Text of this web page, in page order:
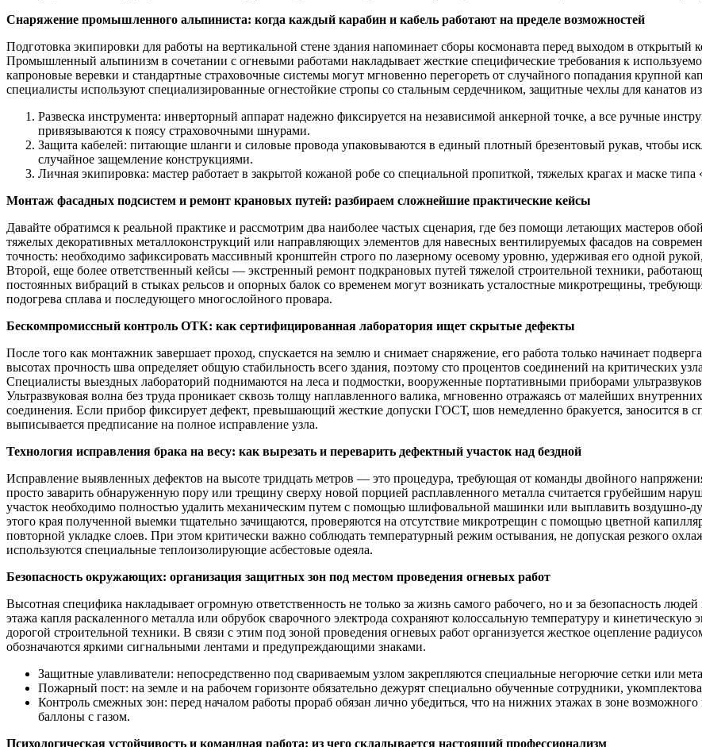
Снаряжение промышленного альпиниста: когда каждый карабин и кабель работают на пределе возможностей
Подготовка экипировки для работы на вертикальной стене здания напоминает сборы космонавта перед выходом в открытый
Промышленный альпинизм в сочетании с огневыми работами накладывает жесткие специфические требования к
капроновые веревки и стандартные страховочные системы могут мгновенно перегореть от случайного попадания крупной
специалисты используют специализированные огнестойкие стропы со стальным сердечником, защитные чехлы для канатов
Развеска инструмента: инверторный аппарат надежно фиксируется на независимой анкерной точке, а все ручные
привязываются к поясу страховочными шнурами.
Защита кабелей: питающие шланги и силовые провода упаковываются в единый плотный брезентовый рукав, чтобы
случайное защемление конструкциями.
Личная экипировка: мастер работает в закрытой кожаной робе со специальной пропиткой, тяжелых крагах и маске
Монтаж фасадных подсистем и ремонт крановых путей: разбираем сложнейшие практические кейсы
Давайте обратимся к реальной практике и рассмотрим два наиболее частых сценария, где без помощи летающих мастеров
тяжелых декоративных металлоконструкций или направляющих элементов для навесных вентилируемых фасадов на
точность: необходимо зафиксировать массивный кронштейн строго по лазерному осевому уровню, удерживая его одной
Второй, еще более ответственный кейсы — экстренный ремонт подкрановых путей тяжелой строительной техники,
постоянных вибраций в стыках рельсов и опорных балок со временем могут возникать усталостные микротрещины,
подогрева сплава и последующего многослойного провара.
Бескомпромиссный контроль ОТК: как сертифицированная лаборатория ищет скрытые дефекты
После того как монтажник завершает проход, спускается на землю и снимает снаряжение, его работа только начинает
высотах прочность шва определяет общую стабильность всего здания, поэтому сто процентов соединений на критических
Специалисты выездных лабораторий поднимаются на леса и подмостки, вооруженные портативными приборами
Ультразвуковая волна без труда проникает сквозь толщу наплавленного валика, мгновенно отражаясь от малейших
соединения. Если прибор фиксирует дефект, превышающий жесткие допуски ГОСТ, шов немедленно бракуется, заносится в
выписывается предписание на полное исправление узла.
Технология исправления брака на весу: как вырезать и переварить дефектный участок над бездной
Исправление выявленных дефектов на высоте тридцать метров — это процедура, требующая от команды двойного
просто заварить обнаруженную пору или трещину сверху новой порцией расплавленного металла считается грубейшим
участок необходимо полностью удалить механическим путем с помощью шлифовальной машинки или выплавить воздушно-
этого края полученной выемки тщательно зачищаются, проверяются на отсутствие микротрещин с помощью цветной
повторной укладке слоев. При этом критически важно соблюдать температурный режим остывания, не допуская резкого
используются специальные теплоизолирующие асбестовые одеяла.
Безопасность окружающих: организация защитных зон под местом проведения огневых работ
Высотная специфика накладывает огромную ответственность не только за жизнь самого рабочего, но и за безопасность
этажа капля раскаленного металла или обрубок сварочного электрода сохраняют колоссальную температуру и
дорогой строительной техники. В связи с этим под зоной проведения огневых работ организуется жесткое оцепление
обозначаются яркими сигнальными лентами и предупреждающими знаками.
Защитные улавливатели: непосредственно под свариваемым узлом закрепляются специальные негорючие сетки или
Пожарный пост: на земле и на рабочем горизонте обязательно дежурят специально обученные сотрудники,
Контроль смежных зон: перед началом работы прораб обязан лично убедиться, что на нижних этажах в зоне
баллоны с газом.
Психологическая устойчивость и командная работа: из чего складывается настоящий профессионализм